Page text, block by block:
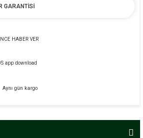
GARANTİSİ
HABER VER
Aynı gün kargo